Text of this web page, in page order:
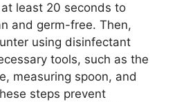
least 20 seconds to
and germ-free. Then,
using disinfectant
tools, such as the
measuring spoon, and
steps prevent